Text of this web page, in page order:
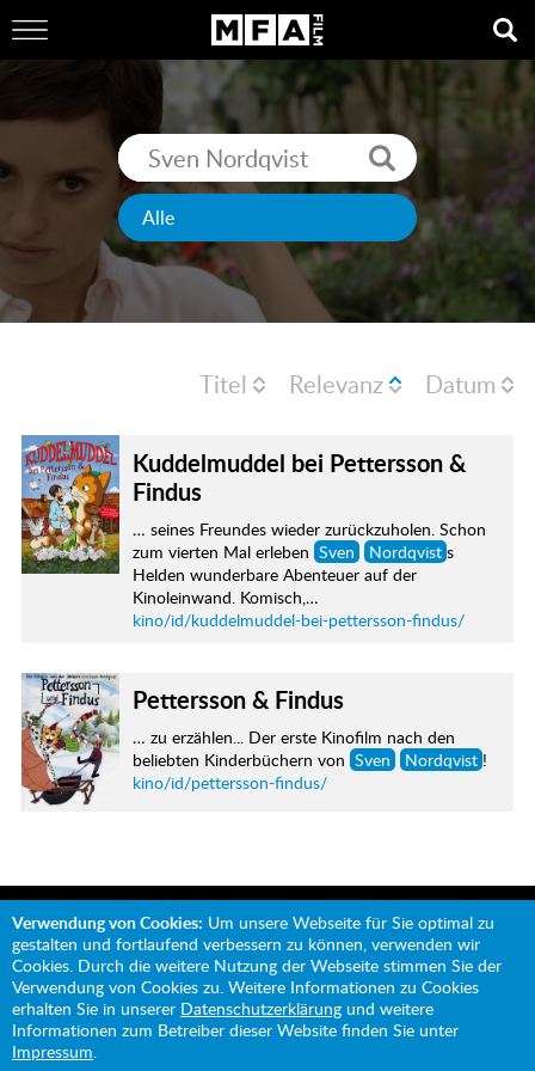
Titel Relevanz Datum
Kuddelmuddel bei Pettersson &
Findus
… seines Freundes wieder zurückzuholen. Schon
zum vierten Mal erleben Sven Nordqvist s
Helden wunderbare Abenteuer auf der
Kinoleinwand. Komisch,…
kino/id/kuddelmuddel-bei-pettersson-findus/
Pettersson & Findus
… zu erzählen... Der erste Kinofilm nach den
beliebten Kinderbüchern von Sven Nordqvist !
kino/id/pettersson-findus/
Mit Unterstützung von:
Verwendung von Cookies: Um unsere Webseite für Sie optimal zu
gestalten und fortlaufend verbessern zu können, verwenden wir
Cookies. Durch die weitere Nutzung der Webseite stimmen Sie der
Verwendung von Cookies zu. Weitere Informationen zu Cookies
erhalten Sie in unserer Datenschutzerklärung und weitere
Informationen zum Betreiber dieser Website finden Sie unter
Impressum.